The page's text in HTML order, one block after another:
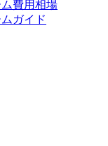
費用相場
ガイド